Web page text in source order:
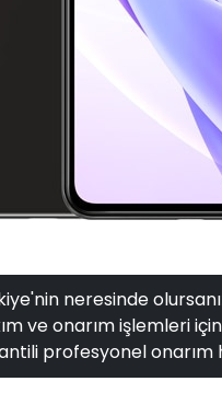
neresinde
ve onarım işlemleri
profesyonel onarım